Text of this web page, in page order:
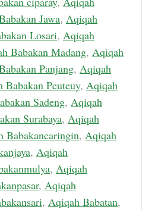
Jawa, Aqiqah
Losari, Aqiqah
Babakan Madang, Aqiqah
Panjang, Aqiqah
Babakan Peuteuy, Aqiqah
Sadeng, Aqiqah
Surabaya, Aqiqah
Babakancaringin, Aqiqah
, Aqiqah
, Aqiqah
, Aqiqah
, Aqiqah Babatan,